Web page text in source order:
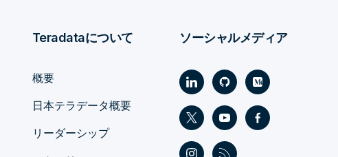
Teradataについて
概要
日本テラデータ概要
リーダーシップ
ソーシャルメディア